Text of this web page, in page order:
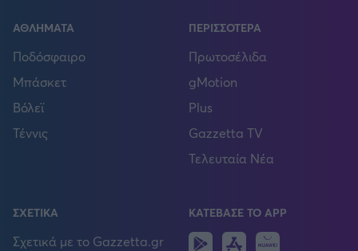
ΑΘΛΗΜΑΤΑ
Ποδόσφαιρο
Μπάσκετ
Βόλεϊ
Τέννις
ΠΕΡΙΣΣΟΤΕΡΑ
Πρωτοσέλιδα
gMotion
Plus
Gazzetta TV
Τελευταία Νέα
ΣΧΕΤΙΚΑ
Σχετικά με το Gazzetta.gr
ΚΑΤΕΒΑΣΕ ΤΟ APP
Android
IOS